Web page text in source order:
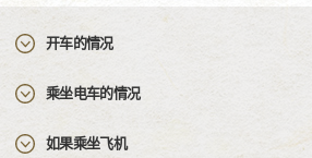
开车的情况
乘坐电车的情况
如果乘坐飞机